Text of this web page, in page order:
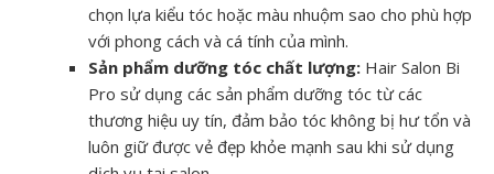
chọn lựa kiểu tóc hoặc màu nhuộm sao cho phù hợp
với phong cách và cá tính của mình.
Sản phẩm dưỡng tóc chất lượng: Hair Salon Bi
Pro sử dụng các sản phẩm dưỡng tóc từ các
thương hiệu uy tín, đảm bảo tóc không bị hư tổn và
luôn giữ được vẻ đẹp khỏe mạnh sau khi sử dụng